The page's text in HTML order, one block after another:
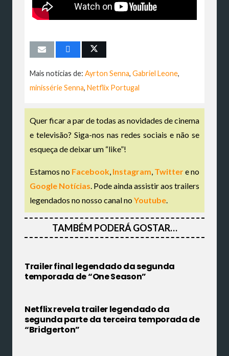
Mais notícias de: Ayrton Senna, Gabriel Leone,
minissérie Senna, Netflix Portugal
Quer ficar a par de todas as novidades de cinema
e televisão? Siga-nos nas redes sociais e não se
esqueça de deixar um “like”!
Estamos no Facebook, Instagram, Twittere no
Google Notícias. Pode ainda assistir aos trailers
legendados no nosso canal noYoutube.
TAMBÉM PODERÁ GOSTAR…
Trailer final legendado da segunda
temporada de “One Season”
Netflix revela trailer legendado da
segunda parte da terceira temporada de
“Bridgerton”